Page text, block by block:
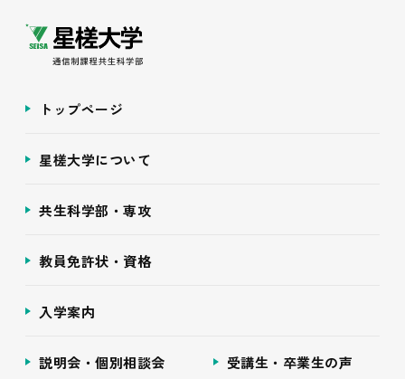
トップページ
星槎大学について
共生科学部・専攻
教員免許状・資格
入学案内
説明会・個別相談会 受講生・卒業生の声